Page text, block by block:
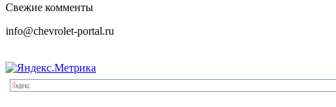
Свежие комменты
info@chevrolet-portal.ru